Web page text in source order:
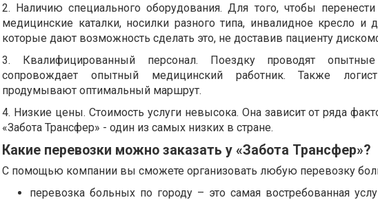
2. Наличию специального оборудования. Для того, чтобы
медицинские каталки, носилки разного типа, инвалидное кресло и
которые дают возможность сделать это, не доставив пациенту
3. Квалифицированный персонал. Поездку проводят
сопровождает опытный медицинский работник. Также
продумывают оптимальный маршрут.
4. Низкие цены. Стоимость услуги невысока. Она зависит от ряда
«Забота Трансфер» - один из самых низких в стране.
Какие перевозки можно заказать у «Забота Трансфер»?
С помощью компании вы сможете организовать любую перевозку
перевозка больных по городу – это самая востребованная